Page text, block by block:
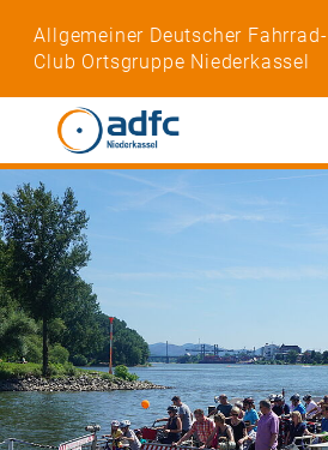
Allgemeiner Deutscher Fahrrad-
Club Ortsgruppe Niederkassel